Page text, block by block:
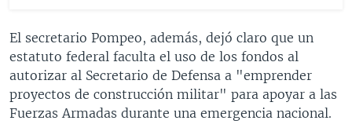
El secretario Pompeo, además, dejó claro que un
estatuto federal faculta el uso de los fondos al
autorizar al Secretario de Defensa a "emprender
proyectos de construcción militar" para apoyar a las
Fuerzas Armadas durante una emergencia nacional.